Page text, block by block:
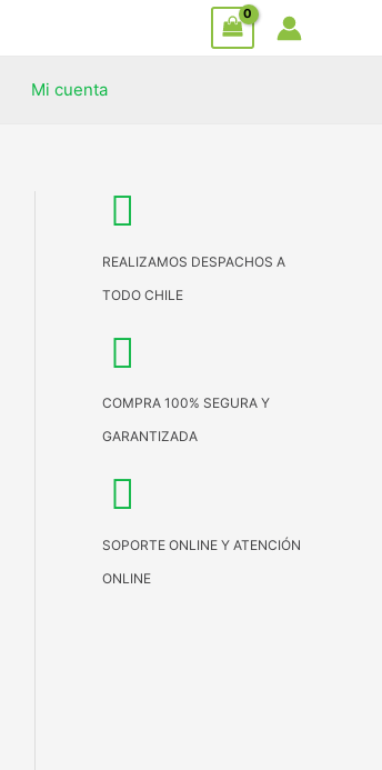
Mi cuenta
REALIZAMOS DESPACHOS A
TODO CHILE
COMPRA 100% SEGURA Y
GARANTIZADA
SOPORTE ONLINE Y ATENCIÓN
ONLINE